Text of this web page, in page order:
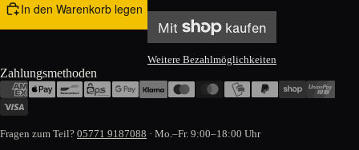
In den Warenkorb legen
Weitere Bezahlmöglichkeiten
Zahlungsmethoden
Fragen zum Teil? 05771 9187088 · Mo.–Fr. 9:00–18:00 Uhr